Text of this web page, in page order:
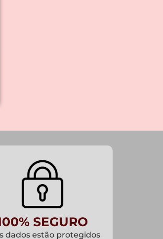
SEGURO
dados estão protegidos